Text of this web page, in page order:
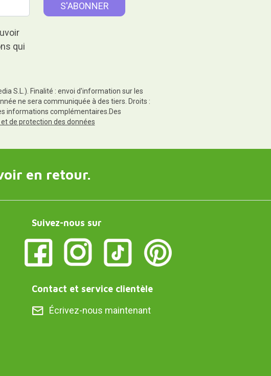
qui
S.L.). Finalité : envoi d'information sur les
ne sera communiquée à des tiers. Droits :
informations complémentaires.Des
de protection des données
en retour.
Suivez-nous sur
Contact et service clientèle
Écrivez-nous maintenant